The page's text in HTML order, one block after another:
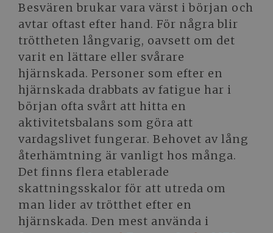
Besvären brukar vara värst i början och
avtar oftast efter hand. För några blir
tröttheten långvarig, oavsett om det
varit en lättare eller svårare
hjärnskada. Personer som efter en
hjärnskada drabbats av fatigue har i
början ofta svårt att hitta en
aktivitetsbalans som göra att
vardagslivet fungerar. Behovet av lång
återhämtning är vanligt hos många.
Det finns flera etablerade
skattningsskalor för att utreda om
man lider av trötthet efter en
hjärnskada. Den mest använda i